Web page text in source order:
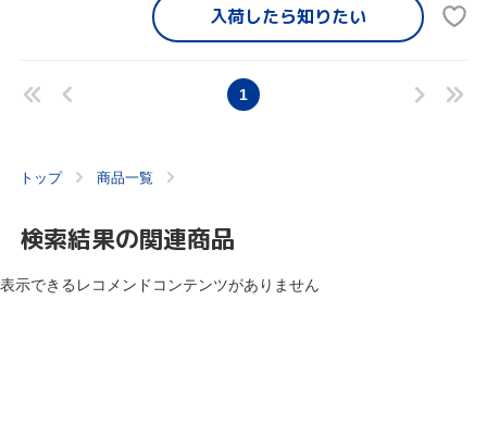
入荷したら知りたい
1
トップ 商品一覧
検索結果の関連商品
表示できるレコメンドコンテンツがありません